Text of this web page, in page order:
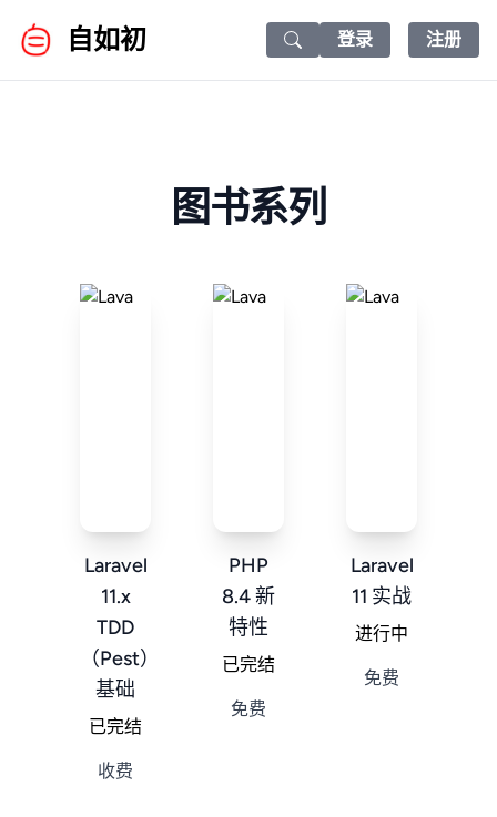
自如初
Search icon
登录 注册
图书系列
Laravel
11.x
TDD
（Pest）
基础
已完结
收费
PHP
8.4 新
特性
已完结
免费
Laravel
11 实战
进行中
免费